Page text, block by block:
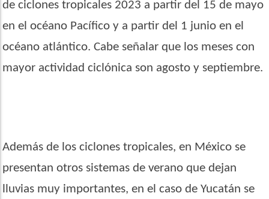
de ciclones tropicales 2023 a partir del 15 de mayo
en el océano Pacífico y a partir del 1 junio en el
océano atlántico. Cabe señalar que los meses con
mayor actividad ciclónica son agosto y septiembre.
Además de los ciclones tropicales, en México se
presentan otros sistemas de verano que dejan
lluvias muy importantes, en el caso de Yucatán se